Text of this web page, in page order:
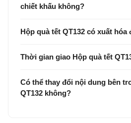
chiết khấu không?
Hộp quà tết QT132 có xuất hóa
Thời gian giao Hộp quà tết
Có thể thay đổi nội dung bên
QT132 không?